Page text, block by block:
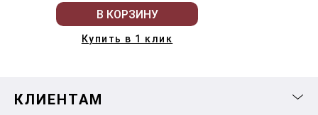
В КОРЗИНУ
Купить в 1 клик
КЛИЕНТАМ